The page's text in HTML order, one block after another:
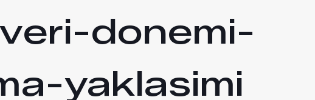
donemi-
yaklasimi